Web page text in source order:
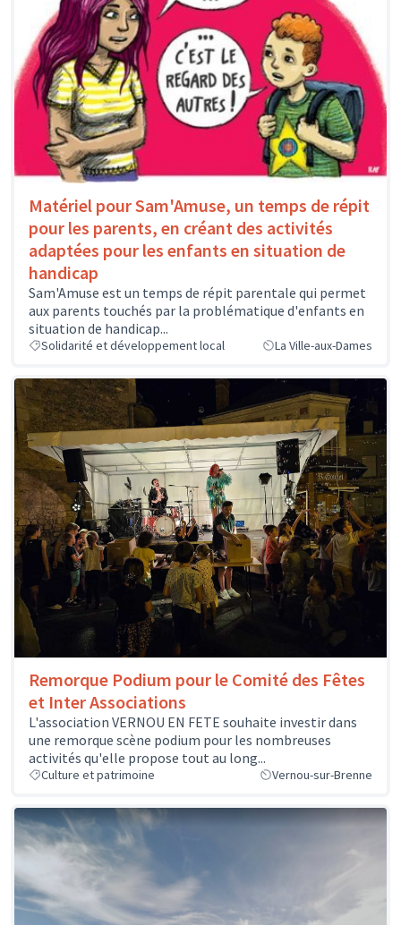
Matériel pour Sam'Amuse, un temps de répit
pour les parents, en créant des activités
adaptées pour les enfants en situation de
handicap
Sam'Amuse est un temps de répit parentale qui permet
aux parents touchés par la problématique d'enfants en
situation de handicap...
Solidarité et développement local La Ville-aux-Dames
Remorque Podium pour le Comité des Fêtes
et Inter Associations
L'association VERNOU EN FETE souhaite investir dans
une remorque scène podium pour les nombreuses
activités qu'elle propose tout au long...
Culture et patrimoine Vernou-sur-Brenne